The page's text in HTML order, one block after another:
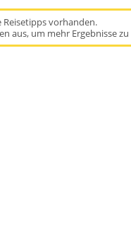
Reisetipps vorhanden.
aus, um mehr Ergebnisse